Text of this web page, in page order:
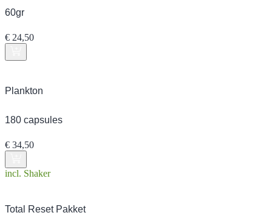
60gr
€ 24,50
Plankton
180 capsules
€ 34,50
incl. Shaker
Total Reset Pakket